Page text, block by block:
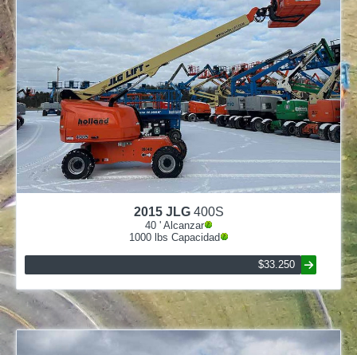
2015 JLG 400S
40 ' Alcanzar
1000 lbs Capacidad
$33.250